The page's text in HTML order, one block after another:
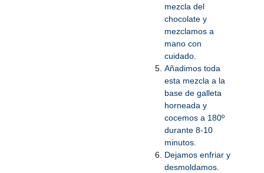
mezcla del
chocolate y
mezclamos a
mano con
cuidado.
Añadimos toda
esta mezcla a la
base de galleta
horneada y
cocemos a 180º
durante 8-10
minutos.
Dejamos enfriar y
desmoldamos.